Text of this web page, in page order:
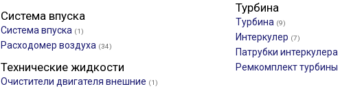
Турбина
Турбина (9)
Интеркулер (7)
Патрубки интеркулера
Ремкомплект турбины
Система впуска
Система впуска (1)
Расходомер воздуха (34)
Технические жидкости
Очистители двигателя внешние (1)